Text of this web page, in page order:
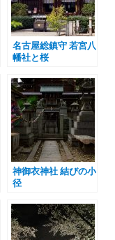
名古屋総鎮守 若宮八
幡社と桜
神御衣神社 結びの小
径